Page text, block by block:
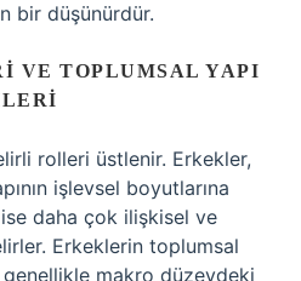
bir düşünürdür.
VE TOPLUMSAL YAPI
rolleri üstlenir. Erkekler,
işlevsel boyutlarına
daha çok ilişkisel ve
Erkeklerin toplumsal
makro düzeydeki